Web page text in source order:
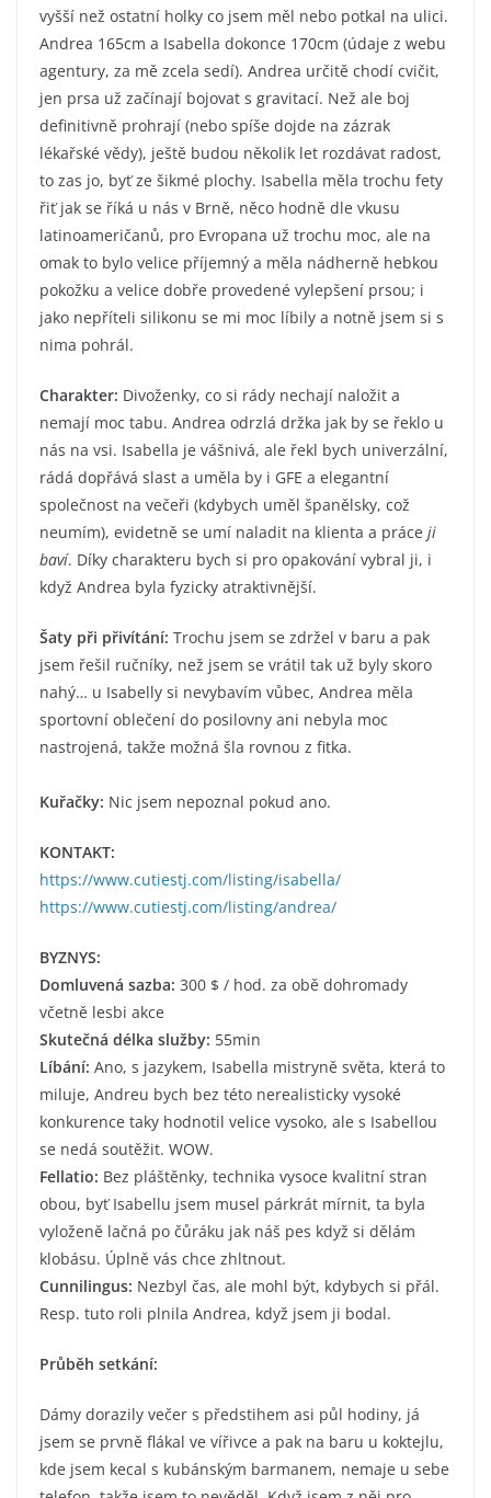
vyšší než ostatní holky co jsem měl nebo potkal na ulici.
Andrea 165cm a Isabella dokonce 170cm (údaje z webu
agentury, za mě zcela sedí). Andrea určitě chodí cvičit,
jen prsa už začínají bojovat s gravitací. Než ale boj
definitivně prohrají (nebo spíše dojde na zázrak
lékařské vědy), ještě budou několik let rozdávat radost,
to zas jo, byť ze šikmé plochy. Isabella měla trochu fety
řiť jak se říká u nás v Brně, něco hodně dle vkusu
latinoameričanů, pro Evropana už trochu moc, ale na
omak to bylo velice příjemný a měla nádherně hebkou
pokožku a velice dobře provedené vylepšení prsou; i
jako nepříteli silikonu se mi moc líbily a notně jsem si s
nima pohrál.
Charakter: Divoženky, co si rády nechají naložit a
nemají moc tabu. Andrea odrzlá držka jak by se řeklo u
nás na vsi. Isabella je vášnivá, ale řekl bych univerzální,
rádá dopřává slast a uměla by i GFE a elegantní
společnost na večeři (kdybych uměl španělsky, což
neumím), evidetně se umí naladit na klienta a práce ji
baví. Díky charakteru bych si pro opakování vybral ji, i
když Andrea byla fyzicky atraktivnější.
Šaty při přivítání: Trochu jsem se zdržel v baru a pak
jsem řešil ručníky, než jsem se vrátil tak už byly skoro
nahý… u Isabelly si nevybavím vůbec, Andrea měla
sportovní oblečení do posilovny ani nebyla moc
nastrojená, takže možná šla rovnou z fitka.
Kuřačky: Nic jsem nepoznal pokud ano.
KONTAKT:
https://www.cutiestj.com/listing/isabella/
https://www.cutiestj.com/listing/andrea/
BYZNYS:
Domluvená sazba: 300 $ / hod. za obě dohromady
včetně lesbi akce
Skutečná délka služby: 55min
Líbání: Ano, s jazykem, Isabella mistryně světa, která to
miluje, Andreu bych bez této nerealisticky vysoké
konkurence taky hodnotil velice vysoko, ale s Isabellou
se nedá soutěžit. WOW.
Fellatio: Bez pláštěnky, technika vysoce kvalitní stran
obou, byť Isabellu jsem musel párkrát mírnit, ta byla
vyloženě lačná po čůráku jak náš pes když si dělám
klobásu. Úplně vás chce zhltnout.
Cunnilingus: Nezbyl čas, ale mohl být, kdybych si přál.
Resp. tuto roli plnila Andrea, když jsem ji bodal.
Průběh setkání:
Dámy dorazily večer s předstihem asi půl hodiny, já
jsem se prvně flákal ve vířivce a pak na baru u koktejlu,
kde jsem kecal s kubánským barmanem, nemaje u sebe